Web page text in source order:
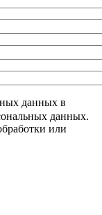
данных в
данных.
или